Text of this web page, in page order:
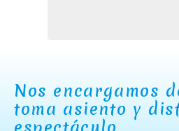
Nos encargamos
toma asiento y